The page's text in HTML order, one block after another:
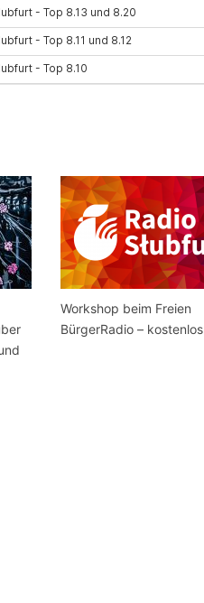
Workshop beim Freien
BürgerRadio – kostenlos